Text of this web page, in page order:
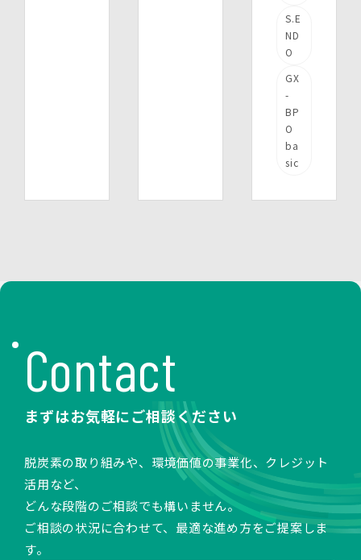
S.E
ND
O
GX
-
BP
O
ba
sic
Contact
まずはお気軽にご相談ください
脱炭素の取り組みや、環境価値の事業化、クレジット
活用など、
どんな段階のご相談でも構いません。
ご相談の状況に合わせて、最適な進め方をご提案しま
す。